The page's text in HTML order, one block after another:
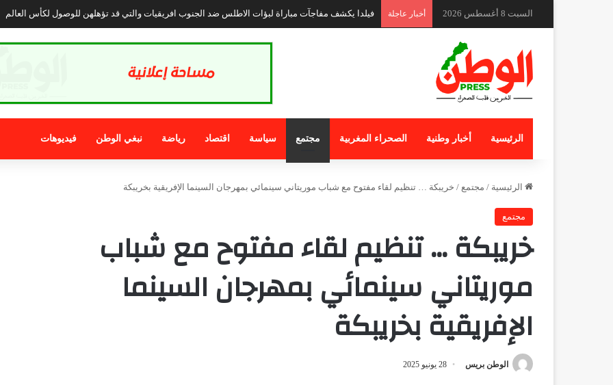
السبت 8 أغسطس 2026 أخبار عاجلة ندوة دولية بكوتونو تبرز وضعية المرأة بالأقاليم الجنوبية المغربية وتجارب التمكين في العالم :
الرئيسية أخبار وطنية الصحراء المغربية مجتمع سياسة اقتصاد رياضة نبغي الوطن فيديوهات
الرئيسية / مجتمع / خريبكة … تنظيم لقاء مفتوح مع شباب موريتاني سينمائي بمهرجان السينما الإفريقية بخريبكة
مجتمع
خريبكة … تنظيم لقاء مفتوح مع شباب
موريتاني سينمائي بمهرجان السينما
الإفريقية بخريبكة
الوطن بريس 28 يونيو 2025